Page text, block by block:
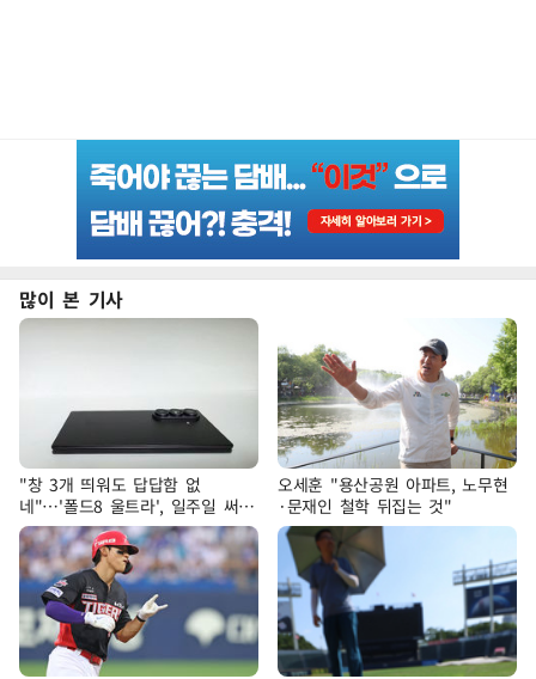
많이 본 기사
"창 3개 띄워도 답답함 없
네"…'폴드8 울트라', 일주일 써보
니
오세훈 "용산공원 아파트, 노무현
·문재인 철학 뒤집는 것"